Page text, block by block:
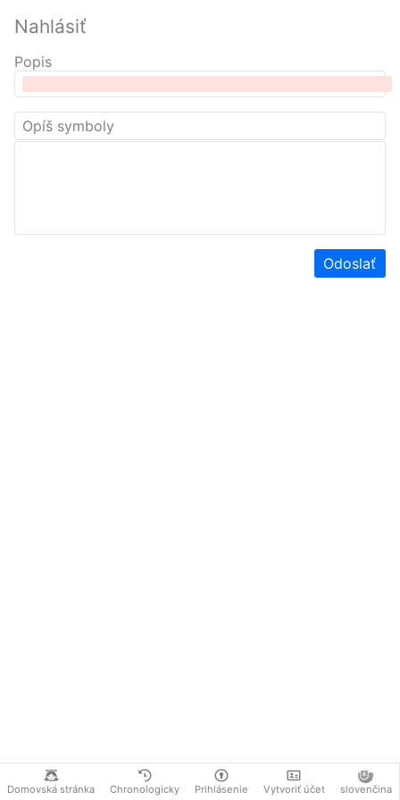
Domovská stránka Chronologicky Prihlásenie Vytvoriť účet slovenčina
Nahlásiť
Popis
Odoslať